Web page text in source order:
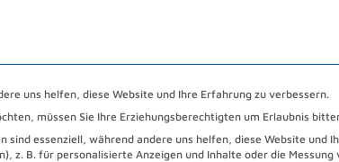
uns helfen, diese Website und Ihre Erfahrung zu verbessern.
müssen Sie Ihre Erziehungsberechtigten um Erlaubnis
essenziell, während andere uns helfen, diese Website und
z. B. für personalisierte Anzeigen und Inhalte oder die Messung